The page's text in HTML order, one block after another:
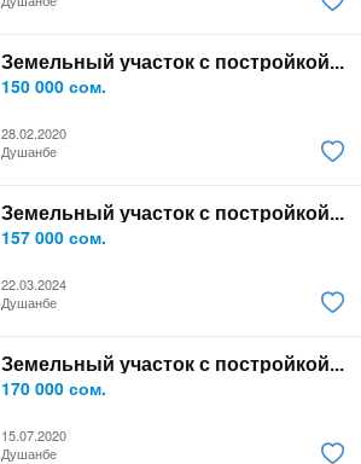
Земельный участок с постройкой...
150 000 сом.
28.02.2020
Душанбе
Земельный участок с постройкой...
157 000 сом.
22.03.2024
Душанбе
Земельный участок с постройкой...
170 000 сом.
15.07.2020
Душанбе